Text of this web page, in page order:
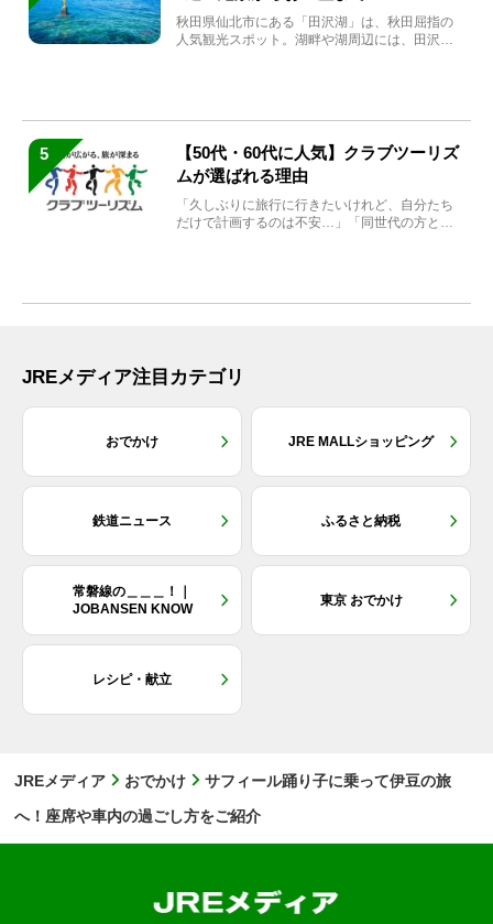
秋田県仙北市にある「田沢湖」は、秋田屈指の
人気観光スポット。湖畔や湖周辺には、田沢湖
5
【50代・60代に人気】クラブツーリズ
ムが選ばれる理由
「久しぶりに旅行に行きたいけれど、自分たち
だけで計画するのは不安…」「同世代の方と気
JREメディア注目カテゴリ
おでかけ JRE MALLショッピング
鉄道ニュース ふるさと納税
常磐線の＿＿＿！｜
JOBANSEN KNOW
東京 おでかけ
レシピ・献立
JREメディア おでかけ
サフィール踊り子に乗って伊豆の旅
へ！座席や車内の過ごし方をご紹介